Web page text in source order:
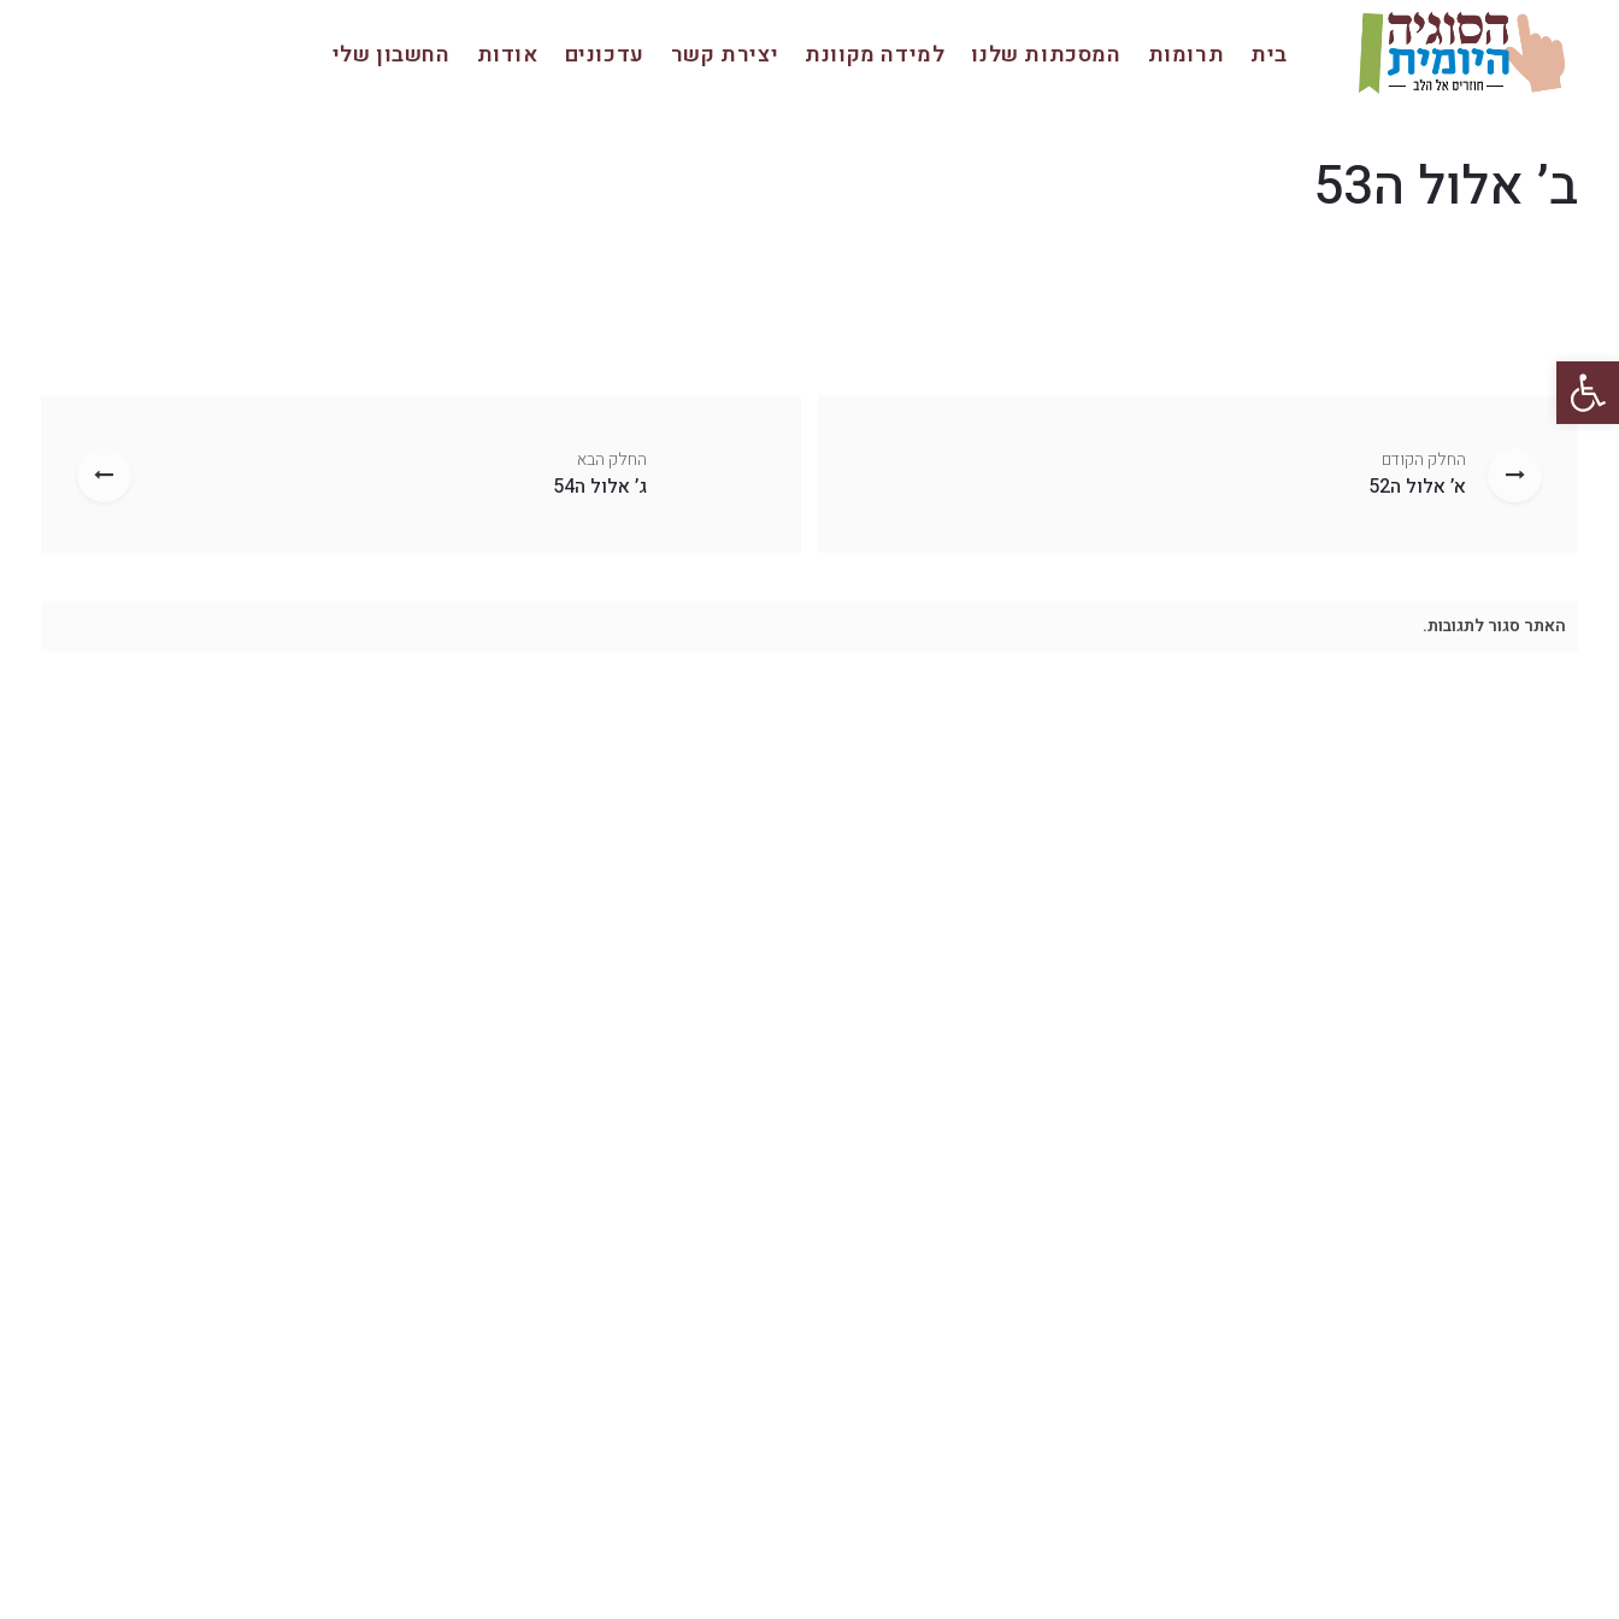
פתח סרגל נגישות
בית תרומות המסכתות שלנו למידה מקוונת יצירת קשר עדכונים אודות החשבון שלי
ב’ אלול ה53
החלק הבא
ג’ אלול ה54
החלק הקודם
א’ אלול ה52
האתר סגור לתגובות.